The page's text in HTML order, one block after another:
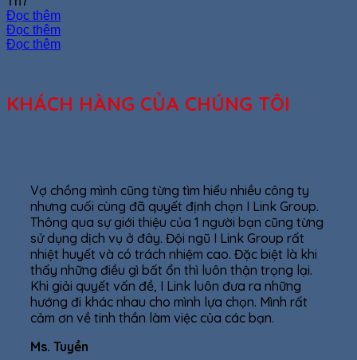
Đọc thêm
Đọc thêm
Đọc thêm
KHÁCH HÀNG CỦA CHÚNG TÔI
Vợ chồng mình cũng từng tìm hiểu nhiều công ty
nhưng cuối cùng đã quyết định chọn I Link Group.
Thông qua sự giới thiệu của 1 người bạn cũng từng
sử dụng dịch vụ ở đây. Đội ngũ I Link Group rất
nhiệt huyết và có trách nhiệm cao. Đặc biệt là khi
thấy những điều gì bất ổn thì luôn thận trọng lại.
Khi giải quyết vấn đề, I Link luôn đưa ra những
hướng đi khác nhau cho mình lựa chọn. Mình rất
cảm ơn về tinh thần làm việc của các bạn.
Ms. Tuyền